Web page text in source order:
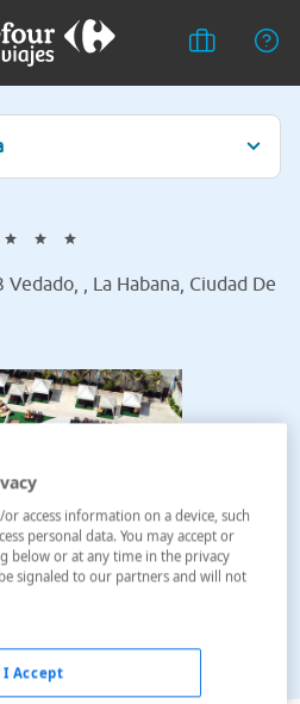
, La Habana, Ciudad De
access information on a device, such
personal data. You may accept or
below or at any time in the privacy
signaled to our partners and will not
I Accept